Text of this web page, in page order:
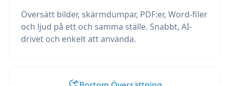
Översätt bilder, skärmdumpar, PDF:er, Word-filer
och ljud på ett och samma ställe. Snabbt, AI-
drivet och enkelt att använda.